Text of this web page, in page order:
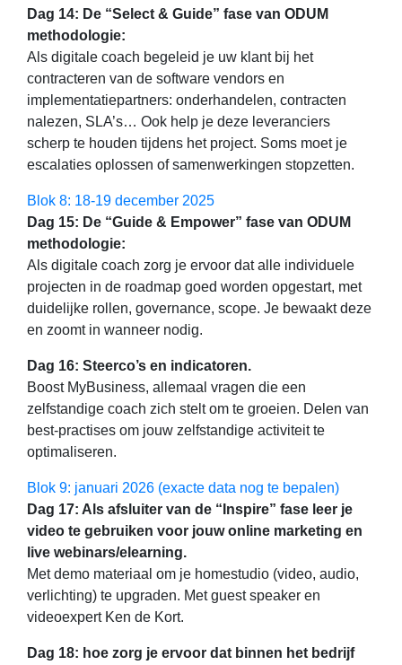
Dag 14: De “Select & Guide” fase van ODUM
methodologie:
Als digitale coach begeleid je uw klant bij het
contracteren van de software vendors en
implementatiepartners: onderhandelen, contracten
nalezen, SLA’s… Ook help je deze leveranciers
scherp te houden tijdens het project. Soms moet je
escalaties oplossen of samenwerkingen stopzetten.
Blok 8: 18-19 december 2025
Dag 15: De “Guide & Empower” fase van ODUM
methodologie:
Als digitale coach zorg je ervoor dat alle individuele
projecten in de roadmap goed worden opgestart, met
duidelijke rollen, governance, scope. Je bewaakt deze
en zoomt in wanneer nodig.
Dag 16: Steerco’s en indicatoren.
​Boost MyBusiness, allemaal vragen die een
zelfstandige coach zich stelt om te groeien. Delen van
best-practises om jouw zelfstandige activiteit te
optimaliseren.
Blok 9: januari 2026 (exacte data nog te bepalen)
Dag 17: Als afsluiter van de “Inspire” fase leer je
video te gebruiken voor jouw online marketing en
live webinars/elearning.
Met demo materiaal om je homestudio (video, audio,
verlichting) te upgraden. Met guest speaker en
videoexpert Ken de Kort.
Dag 18: hoe zorg je ervoor dat binnen het bedrijf